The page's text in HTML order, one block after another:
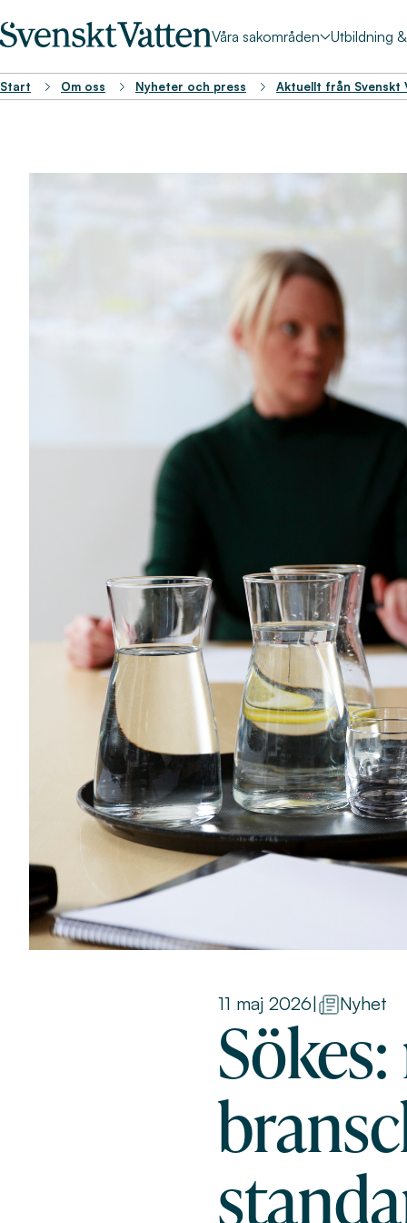
Våra sakområden Utbildning
Start Om oss Nyheter och press Aktuellt från Svenskt
11 maj 2026| Nyhet